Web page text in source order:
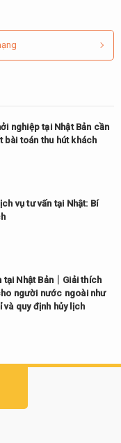
nghiệp tại Nhật Bản cần
bài toán thu hút khách
vụ tư vấn tại Nhật: Bí
Nhật Bản｜Giải thích
người nước ngoài như
và quy định hủy lịch